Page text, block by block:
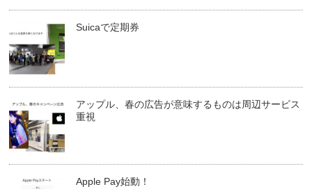
Suicaで定期券
アップル、春の広告が意味するものは周辺サービス
重視
Apple Pay始動！